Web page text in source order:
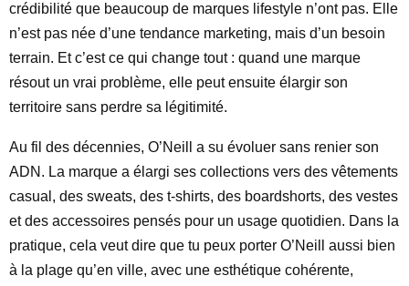
crédibilité que beaucoup de marques lifestyle n’ont pas. Elle
n’est pas née d’une tendance marketing, mais d’un besoin
terrain. Et c’est ce qui change tout : quand une marque
résout un vrai problème, elle peut ensuite élargir son
territoire sans perdre sa légitimité.
Au fil des décennies, O’Neill a su évoluer sans renier son
ADN. La marque a élargi ses collections vers des vêtements
casual, des sweats, des t-shirts, des boardshorts, des vestes
et des accessoires pensés pour un usage quotidien. Dans la
pratique, cela veut dire que tu peux porter O’Neill aussi bien
à la plage qu’en ville, avec une esthétique cohérente,